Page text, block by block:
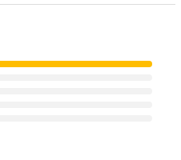
enkel att använda både i